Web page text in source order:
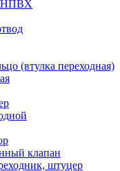
НПВХ
(втулка переходная)
клапан
штуцер